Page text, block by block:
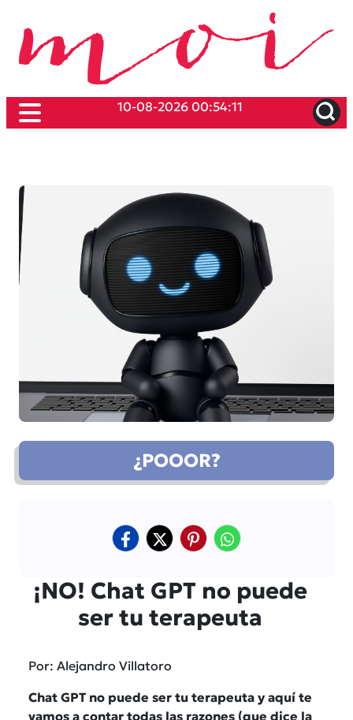
10-08-2026 00:54:11
¿POOOR?
¡NO! Chat GPT no puede
ser tu terapeuta
Por: Alejandro Villatoro
Chat GPT no puede ser tu terapeuta y aquí te
vamos a contar todas las razones (que dice la